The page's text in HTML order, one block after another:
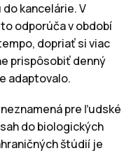
kancelárie. V
odporúča v období
dopriať si viac
prispôsobiť denný
adaptovalo.
pre ľudské
do biologických
štúdií je